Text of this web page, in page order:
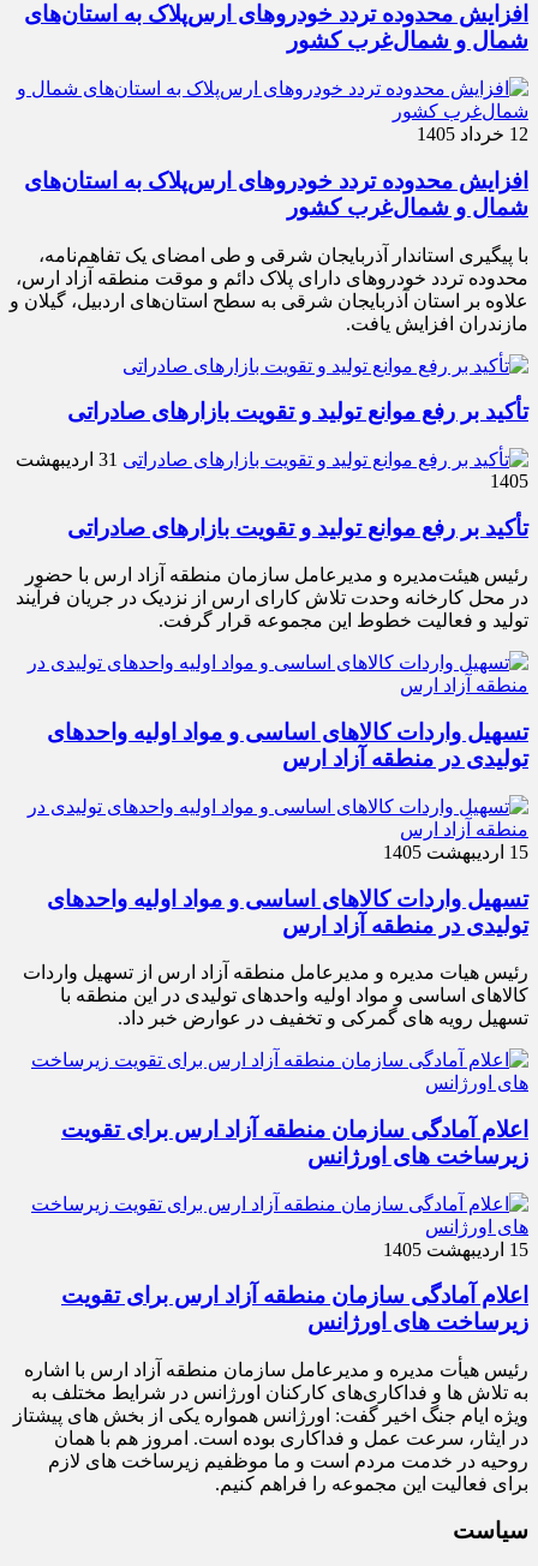
افزایش محدوده تردد خودروهای ارس‌پلاک به استان‌های
شمال و شمال‌غرب کشور
12 خرداد 1405
افزایش محدوده تردد خودروهای ارس‌پلاک به استان‌های
شمال و شمال‌غرب کشور
با پیگیری استاندار آذربایجان شرقی و طی امضای یک تفاهم‌نامه،
محدوده تردد خودروهای دارای پلاک دائم و موقت منطقه آزاد ارس،
علاوه بر استان آذربایجان شرقی به سطح استان‌های اردبیل، گیلان و
مازندران افزایش یافت.
تأکید بر رفع موانع تولید و تقویت بازارهای صادراتی
31 اردیبهشت
1405
تأکید بر رفع موانع تولید و تقویت بازارهای صادراتی
رئیس هیئت‌مدیره و مدیرعامل سازمان منطقه آزاد ارس با حضور
در محل کارخانه وحدت تلاش کارای ارس از نزدیک در جریان فرآیند
تولید و فعالیت خطوط این مجموعه قرار گرفت.
تسهیل واردات کالاهای اساسی و مواد اولیه واحدهای
تولیدی در منطقه آزاد ارس
15 اردیبهشت 1405
تسهیل واردات کالاهای اساسی و مواد اولیه واحدهای
تولیدی در منطقه آزاد ارس
رئیس هیات مدیره و مدیرعامل منطقه آزاد ارس از تسهیل واردات
کالاهای اساسی و مواد اولیه واحدهای تولیدی در این منطقه با
تسهیل رویه های گمرکی و تخفیف در عوارض خبر داد.
اعلام آمادگی سازمان منطقه آزاد ارس برای تقویت
زیرساخت‌ های اورژانس
15 اردیبهشت 1405
اعلام آمادگی سازمان منطقه آزاد ارس برای تقویت
زیرساخت‌ های اورژانس
رئیس هیأت‌ مدیره و مدیرعامل سازمان منطقه آزاد ارس با اشاره
به تلاش‌ ها و فداکاری‌های کارکنان اورژانس در شرایط مختلف به‌
ویژه ایام جنگ اخیر گفت: اورژانس همواره یکی از بخش‌ های پیشتاز
در ایثار، سرعت‌ عمل و فداکاری بوده است. امروز هم با همان
روحیه در خدمت مردم است و ما موظفیم زیرساخت‌ های لازم
برای فعالیت این مجموعه را فراهم کنیم.
سیاست